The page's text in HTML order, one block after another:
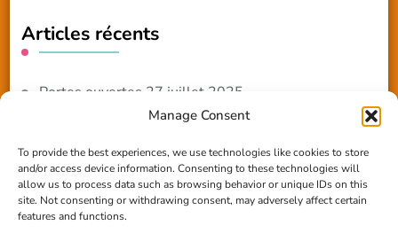
Manage Consent
To provide the best experiences, we use technologies like cookies to store
and/or access device information. Consenting to these technologies will
allow us to process data such as browsing behavior or unique IDs on this
site. Not consenting or withdrawing consent, may adversely affect certain
features and functions.
Articles récents
Portes ouvertes 27 juillet 2025
Reportage TV Com
Construction en terre-paille